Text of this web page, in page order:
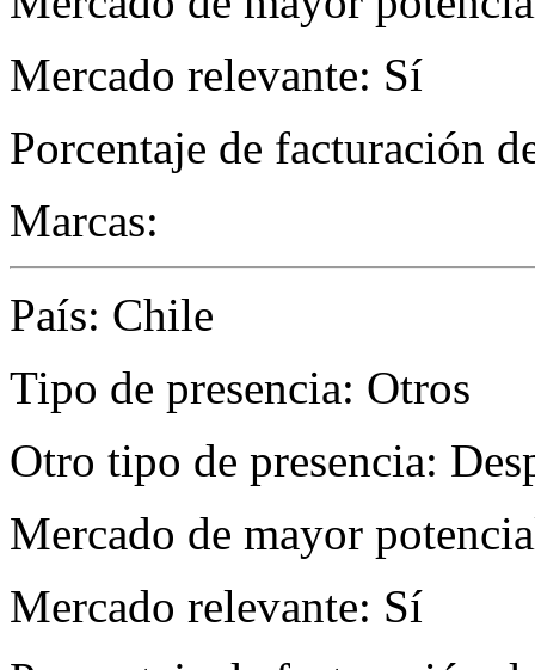
Mercado relevante: Sí
Porcentaje de facturación
Marcas:
País: Chile
Tipo de presencia: Otros
Otro tipo de presencia:
Mercado de mayor
Mercado relevante: Sí